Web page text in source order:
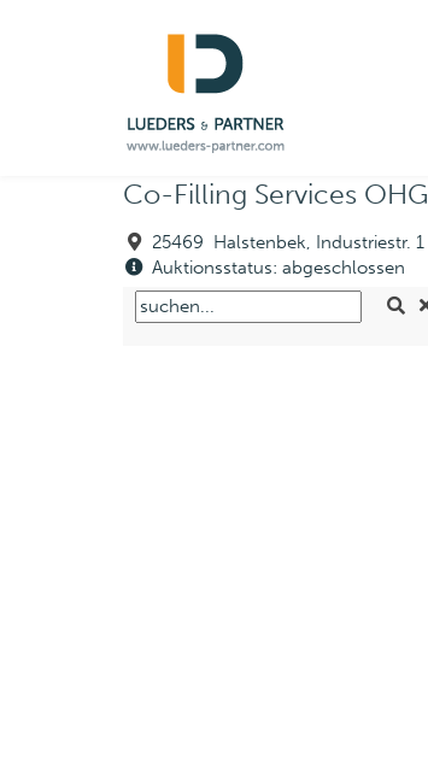
Co-Filling Services OHG
25469 Halstenbek, Industriestr. 1
Auktionsstatus: abgeschlossen